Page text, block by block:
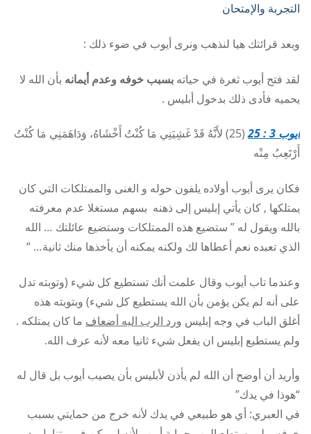
التجربة والإمتحان
وبعد قرائتك هيا لنذهب ونرى أيوب في ضوء ذلك :
لقد فتح أيوب ثغرة في حياته بسبب خوفه وعدم أيمانه بأن الله لا
يحميه فأدى ذلك بدخول أبليس .
أيوب 3 : 25
(25) لأَنَّهُ قَدْ غَشِيَنِي مَا كُنْتُ أَخْشَاهُ، وَدَاهَمَنِي مَا كُنْتُ
أَرْتَعِبُ مِنْه
فكان يرى أيوب أولاده يلفون حوله و الغنى والممتلكات التي كان
يمتلكها , كان يأتي إبليس إلى ذهنه بسهم مستغلا عدم معرفته
بالله ويقول له ” ستضيع هذه الممتلكات وستضيع عائلتك … الله
الذي تعبده نعم أعطاها لك ولكنه يمكنه أن يأخذها منك ثانية… “
وعندما تاب أيوب وقال علمت أنك تستطيع كل شيء (وتوبته تدل
على أنه لم يكن يؤمن بأن الله يستطيع كل شيء) وبتوبته هذه
أغلق الباب في وجه إبليس ورد الرب اليه أضعاف ما كان يمتلكه .
ولم يستطيع إبليس ان يفعل شيء ثانيا معه لأنه عرف الله.
وأريد أن أوضح أن الله لم يأذن لأبليس بأن يصيب أيوب بل قال له
“هوذا في يدك”
في العبري: أي هو طبيعي في يدك لأنه خرج من حمايتي بسبب